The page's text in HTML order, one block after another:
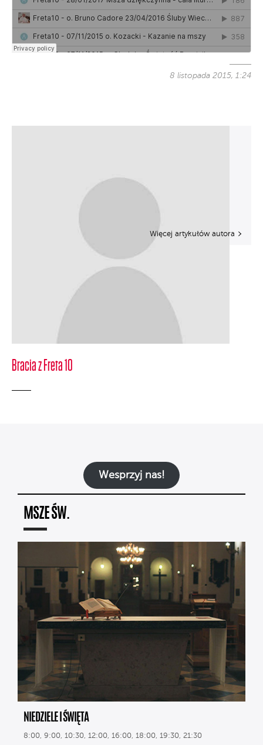
8 listopada 2015, 1:24
Bracia z Freta 10
Więcej artykułów autora
Wesprzyj nas!
MSZE ŚW.
NIEDZIELE I ŚWIĘTA
8:00, 9:00, 10:30, 12:00, 16:00, 18:00, 19:30, 21:30